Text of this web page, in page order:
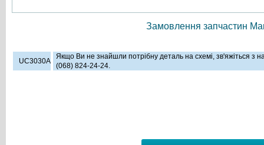
Замовлення запчастин
UC3030A
Якщо Ви не знайшли потрібну деталь на схемі, зв'яжіться з
(068) 824-24-24.